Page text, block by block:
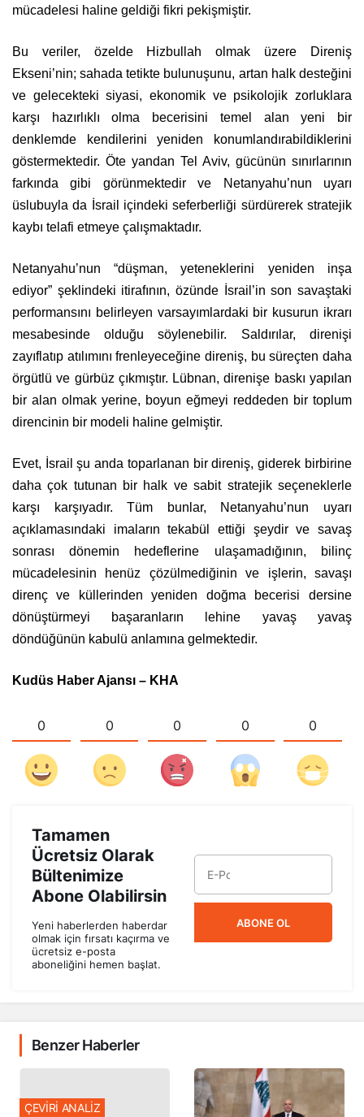
mücadelesi haline geldiği fikri pekişmiştir.
Bu veriler, özelde Hizbullah olmak üzere Direniş
Ekseni’nin; sahada tetikte bulunuşunu, artan halk desteğini
ve gelecekteki siyasi, ekonomik ve psikolojik zorluklara
karşı hazırlıklı olma becerisini temel alan yeni bir
denklemde kendilerini yeniden konumlandırabildiklerini
göstermektedir. Öte yandan Tel Aviv, gücünün sınırlarının
farkında gibi görünmektedir ve Netanyahu’nun uyarı
üslubuyla da İsrail içindeki seferberliği sürdürerek stratejik
kaybı telafi etmeye çalışmaktadır.
Netanyahu’nun “düşman, yeteneklerini yeniden inşa
ediyor” şeklindeki itirafının, özünde İsrail’in son savaştaki
performansını belirleyen varsayımlardaki bir kusurun ikrarı
mesabesinde olduğu söylenebilir. Saldırılar, direnişi
zayıflatıp atılımını frenleyeceğine direniş, bu süreçten daha
örgütlü ve gürbüz çıkmıştır. Lübnan, direnişe baskı yapılan
bir alan olmak yerine, boyun eğmeyi reddeden bir toplum
direncinin bir modeli haline gelmiştir.
Evet, İsrail şu anda toparlanan bir direniş, giderek birbirine
daha çok tutunan bir halk ve sabit stratejik seçeneklerle
karşı karşıyadır. Tüm bunlar, Netanyahu’nun uyarı
açıklamasındaki imaların tekabül ettiği şeydir ve savaş
sonrası dönemin hedeflerine ulaşamadığının, bilinç
mücadelesinin henüz çözülmediğinin ve işlerin, savaşı
direnç ve küllerinden yeniden doğma becerisi dersine
dönüştürmeyi başaranların lehine yavaş yavaş
döndüğünün kabulü anlamına gelmektedir.
Kudüs Haber Ajansı – KHA
0 0 0 0 0
Tamamen
Ücretsiz Olarak
Bültenimize
Abone Olabilirsin
Yeni haberlerden haberdar
olmak için fırsatı kaçırma ve
ücretsiz e-posta
aboneliğini hemen başlat.
ABONE OL
Benzer Haberler
ÇEVİRİ ANALİZ